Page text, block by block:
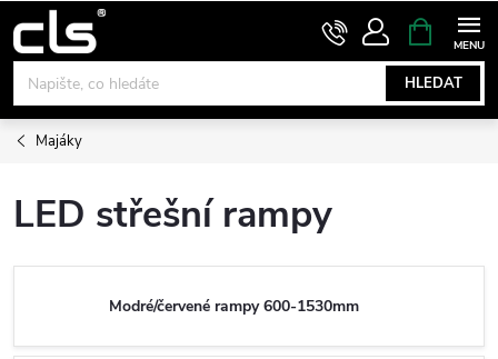
na
obsah
HLEDAT
NÁKUPNÍ
KOŠÍK
Majáky
LED střešní rampy
Modré/červené rampy 600-1530mm